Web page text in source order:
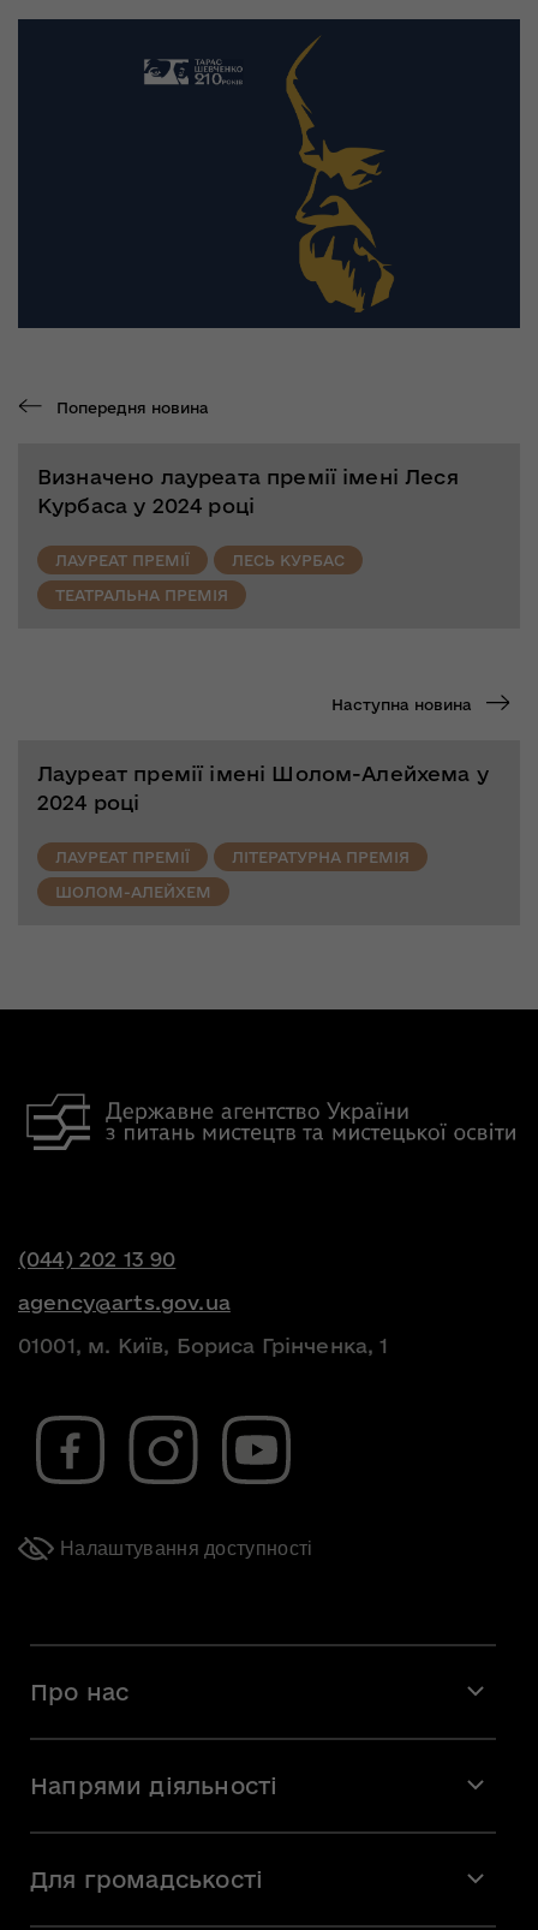
Попередня новина
Визначено лауреата премії імені Леся
Курбаса у 2024 році
ЛАУРЕАТ ПРЕМІЇ ЛЕСЬ КУРБАС
ТЕАТРАЛЬНА ПРЕМІЯ
Наступна новина
Лауреат премії імені Шолом-Алейхема у
2024 році
ЛАУРЕАТ ПРЕМІЇ ЛІТЕРАТУРНА ПРЕМІЯ
ШОЛОМ-АЛЕЙХЕМ
(044) 202 13 90
agency@arts.gov.ua
01001, м. Київ, Бориса Грінченка, 1
Налаштування доступності
Про нас
Команда
Вакансії
Напрями діяльності
Мистецька освіта
Для громадськості